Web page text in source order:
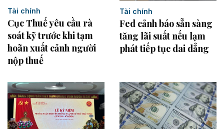
Tài chính
Cục Thuế yêu cầu rà
soát kỹ trước khi tạm
hoãn xuất cảnh người
nộp thuế
Tài chính
Fed cảnh báo sẵn sàng
tăng lãi suất nếu lạm
phát tiếp tục dai dẳng